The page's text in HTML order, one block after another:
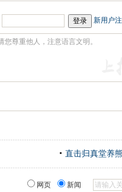
新用户
直击归真堂养
网页 新闻